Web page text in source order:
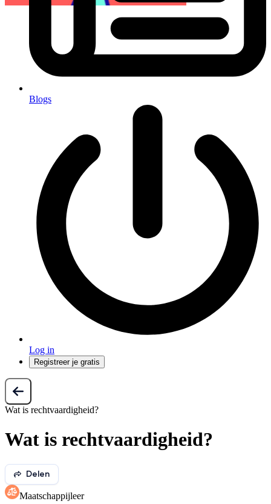
Blogs
Log in
Registreer je gratis
Wat is rechtvaardigheid?
Wat is rechtvaardigheid?
Delen
Maatschappijleer